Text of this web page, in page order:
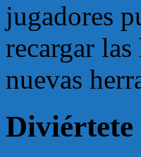
jugadores
recargar
nuevas
Diviértete